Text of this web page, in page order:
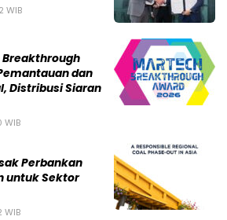
WIB
Breakthrough
dan
Distribusi Siaran
WIB
Perbankan
untuk Sektor
WIB